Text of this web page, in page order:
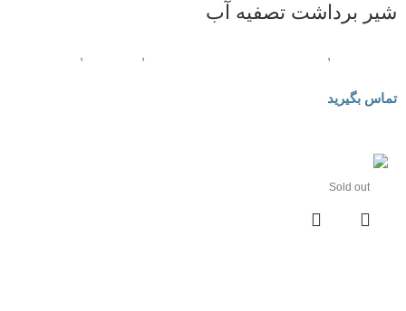
شیر برداشت تصفیه آب
,
,
,
تماس بگیرید
Sold out